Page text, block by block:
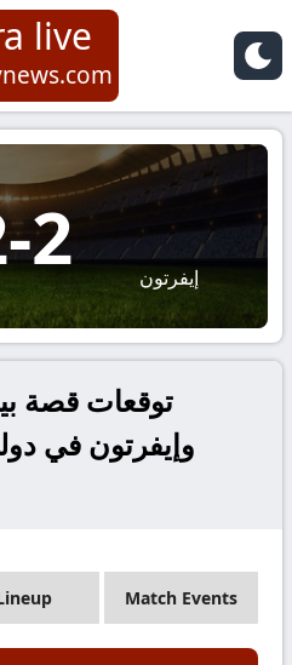
live
-2 إيفرتون
توقعات قصة
وإيفرتون في
Match Events